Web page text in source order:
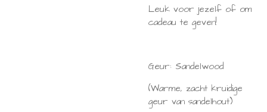
Leuk voor jezelf of om
cadeau te geven!
Geur: Sandelwood
(Warme, zacht kruidige
geur van sandelhout)